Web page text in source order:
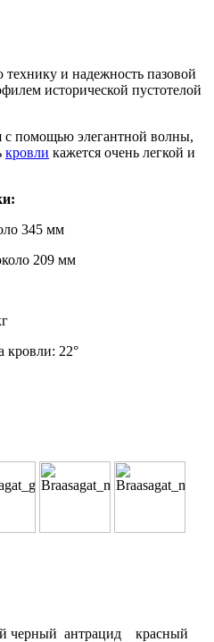
технику и надежность пазовой
исторической пустотелой
с помощью элегантной волны,
кровли кажется очень легкой и
345 мм
209 мм
кровли: 22°
антрацид красный